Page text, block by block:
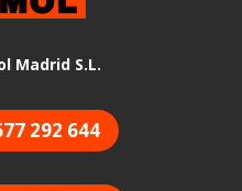
Madrid S.L.
292 644